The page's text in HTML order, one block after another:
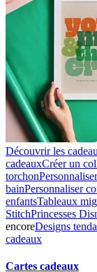
Découvrir les
cadeauxCréer un
torchon
bainPersonnaliser
enfantsTableaux
StitchPrincesses
encoreDesigns
cadeaux
Cartes cadeaux